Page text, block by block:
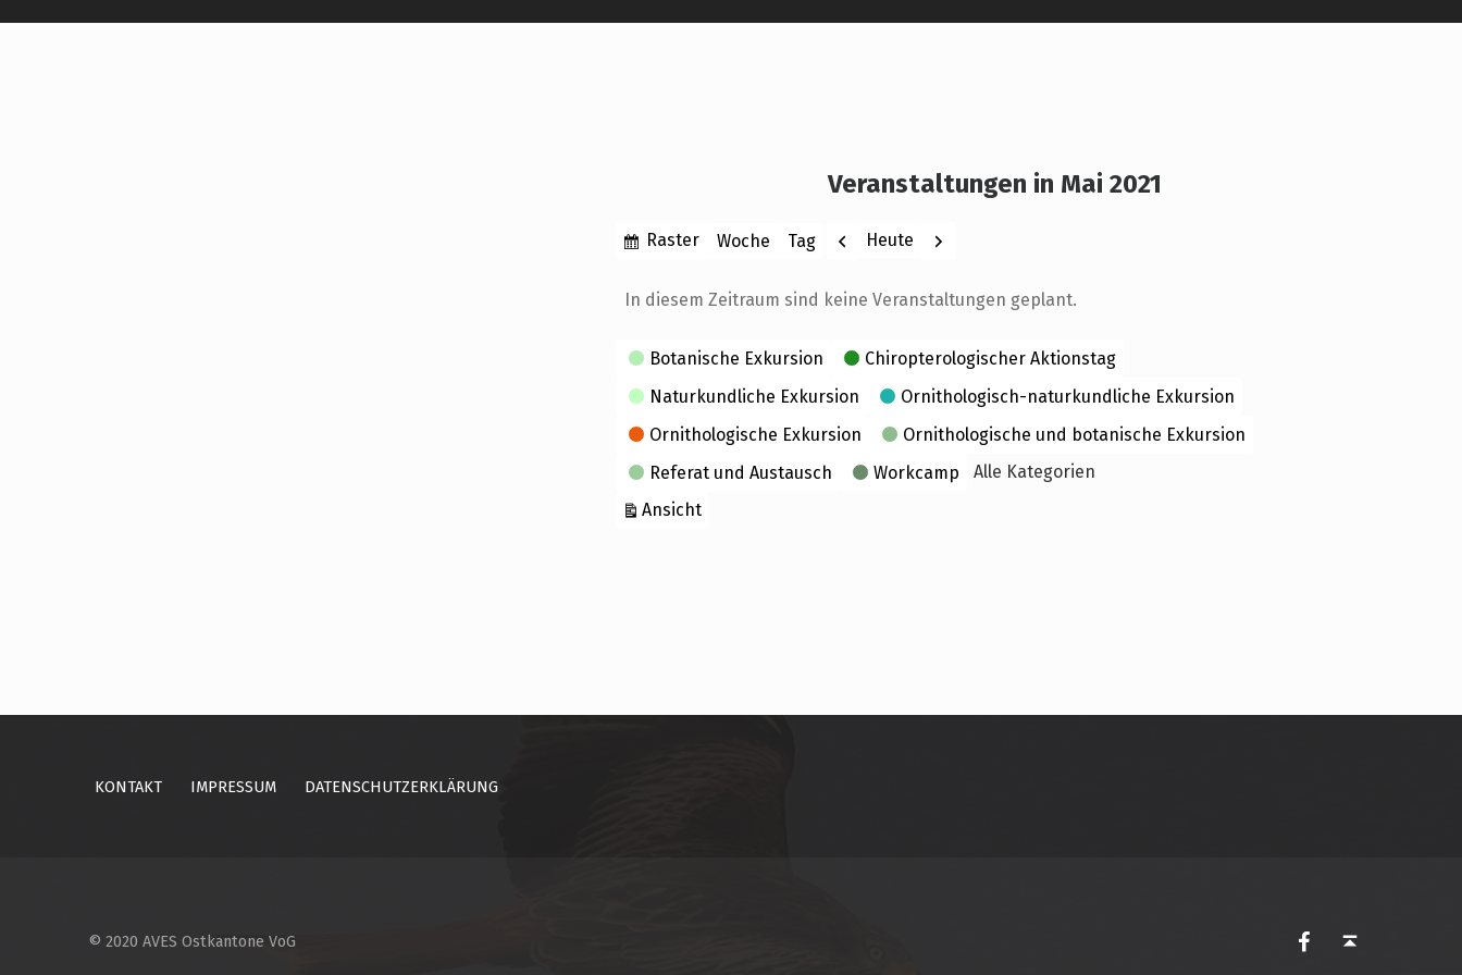
Veranstaltungen in Mai 2021
Anzeigen
Raster Woche Tag
Monat
Jahr
Zurück
Heute Weiter
In diesem Zeitraum sind keine Veranstaltungen geplant.
Kategorien
Botanische Exkursion
Chiropterologischer Aktionstag
Naturkundliche Exkursion
Ornithologisch-naturkundliche Exkursion
Ornithologische Exkursion
Ornithologische und botanische Exkursion
Referat und Austausch
Workcamp
Alle Kategorien
Ansichtausdrucken
KONTAKT IMPRESSUM DATENSCHUTZERKLÄRUNG
© 2020 AVES Ostkantone VoG
AVES Ostkantone bei Facebook